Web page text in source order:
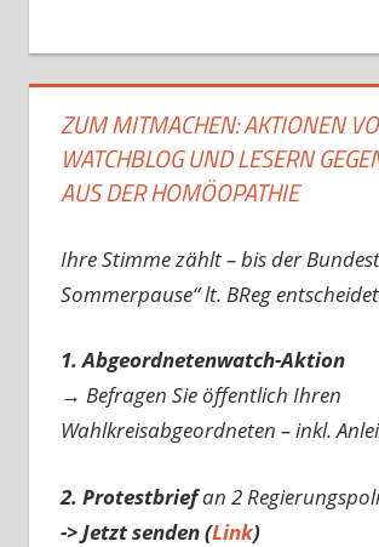
ZUM MITMACHEN: AKTIONEN
WATCHBLOG UND LESERN
AUS DER HOMÖOPATHIE
Ihre Stimme zählt – bis der
Sommerpause“ lt. BReg
1. Abgeordnetenwatch-Aktion
→ Befragen Sie öffentlich Ihren
Wahlkreisabgeordneten – inkl.
2. Protestbriefan 2
-> Jetzt senden (Link)